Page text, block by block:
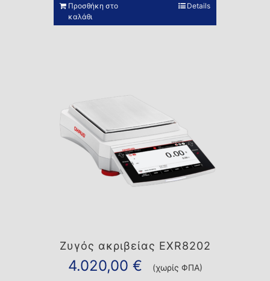
Προσθήκη στο
καλάθι
Details
Ζυγός ακριβείας EXR8202
4.020,00 € (χωρίς ΦΠΑ)